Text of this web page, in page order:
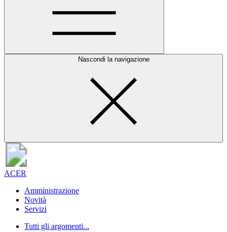
Nascondi la navigazione
ACER
Amministrazione
Novità
Servizi
Tutti gli argomenti...